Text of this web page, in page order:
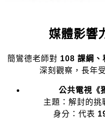
媒體影響
簡鸞德老師對 108 課綱、
深刻觀察，長年
公共電視《
主題：解封的
身分：代表